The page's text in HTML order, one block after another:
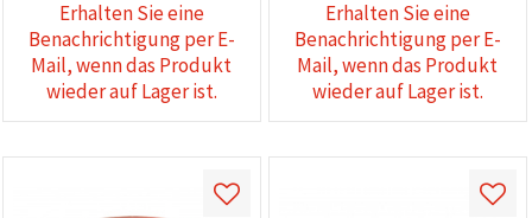
Erhalten Sie eine
Benachrichtigung per E-
Mail, wenn das Produkt
wieder auf Lager ist.
Erhalten Sie eine
Benachrichtigung per E-
Mail, wenn das Produkt
wieder auf Lager ist.